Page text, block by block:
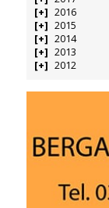
2016
2015
2014
2013
2012